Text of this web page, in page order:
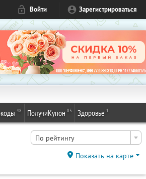
Войти Зарегистрироваться
48 ПолучиКупон 83 Здоровье 1
По рейтингу
Показать на карте